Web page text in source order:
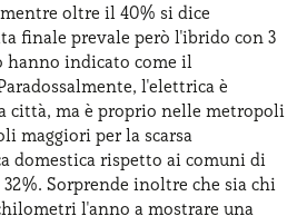
oltre il 40% si dice
finale prevale però l'ibrido con 3
hanno indicato come il
l'elettrica è
città, ma è proprio nelle metropoli
maggiori per la scarsa
domestica rispetto ai comuni di
Sorprende inoltre che sia chi
l'anno a mostrare una